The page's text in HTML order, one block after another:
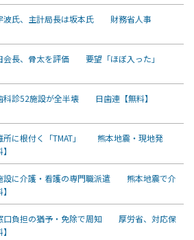
波氏、主計局長は坂本氏 財務省人事
会長、骨太を評価 要望「ほぼ入った」
科診52施設が全半壊 日歯連【無料】
所に根付く「TMAT」 熊本地震・現地発
設に介護・看護の専門職派遣 熊本地震で介
口負担の猶予・免除で周知 厚労省、対応保